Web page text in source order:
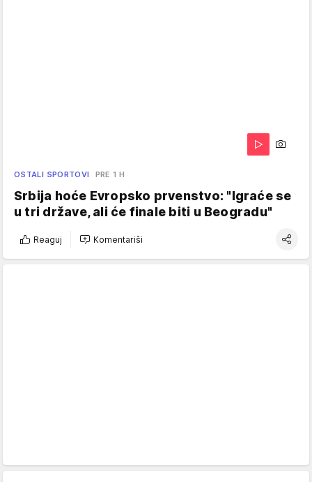
OSTALI SPORTOVI PRE 1 H
Srbija hoće Evropsko prvenstvo: "Igraće se
u tri države, ali će finale biti u Beogradu"
Reaguj Komentariši